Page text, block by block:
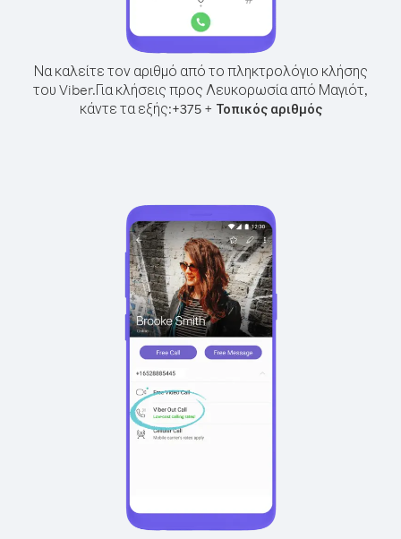
Να καλείτε τον αριθμό από το πληκτρολόγιο κλήσης
του Viber.Για κλήσεις προς Λευκορωσία από Μαγιότ,
κάντε τα εξής:+375+ Τοπικός αριθμός